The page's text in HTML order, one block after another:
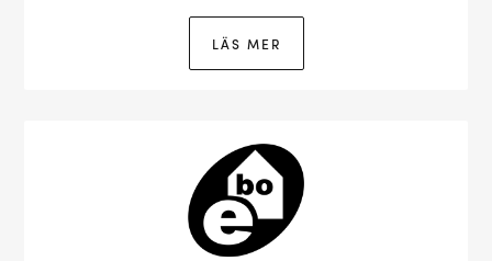
LÄS MER